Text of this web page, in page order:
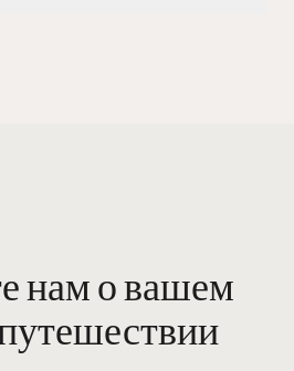
нам о вашем